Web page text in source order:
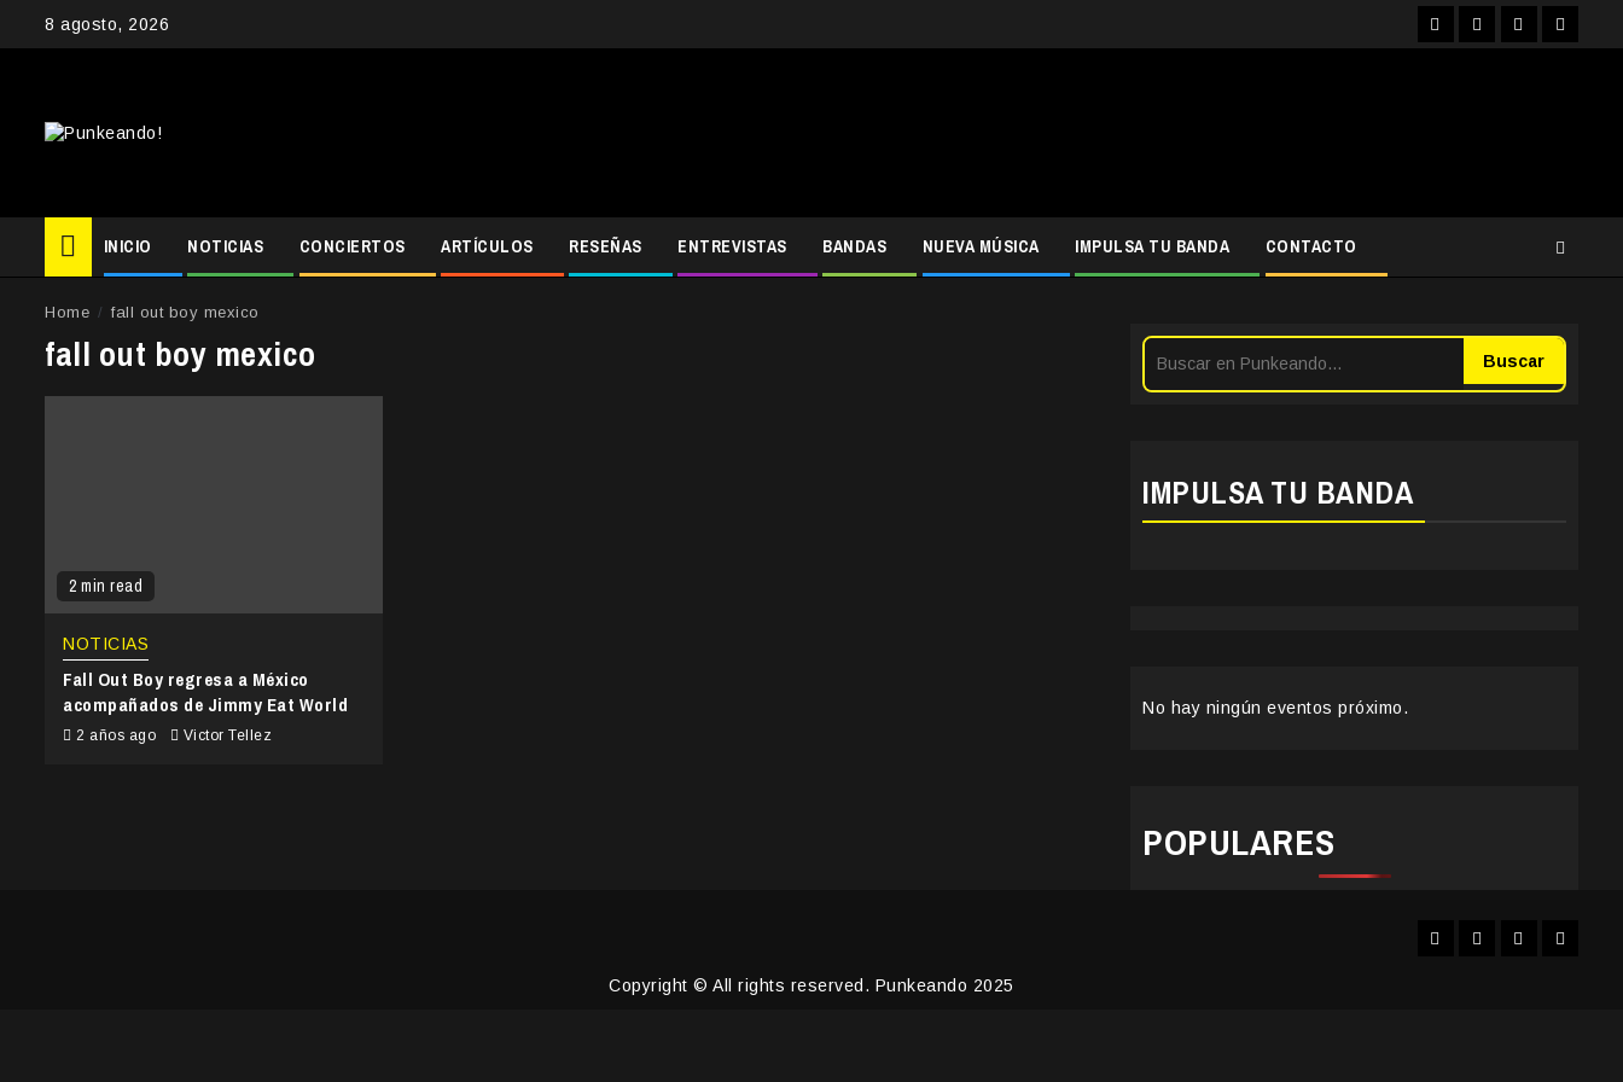
8 agosto, 2026 FacebookInstagram
YouTubeTwitter
INICIO NOTICIAS CONCIERTOS ARTÍCULOS RESEÑAS ENTREVISTAS BANDAS NUEVA MÚSICA IMPULSA TU BANDA CONTACTO
Home fall out boy mexico
fall out boy mexico
2 min read
NOTICIAS
Fall Out Boy regresa a México
acompañados de Jimmy Eat World
2 años ago Victor Tellez
Buscar
IMPULSA TU BANDA
No hay ningún eventos próximo.
POPULARES
FacebookInstagram
YouTubeTwitter
Copyright © All rights reserved. Punkeando 2025